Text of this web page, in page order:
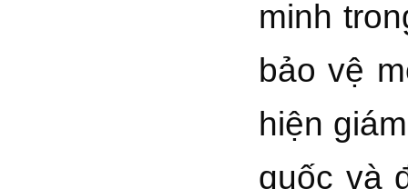
minh
bảo vệ
hiện
quốc và